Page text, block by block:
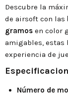
Descubre la
de airsoft con las
gramos en color
amigables, estas
experiencia de
Número de